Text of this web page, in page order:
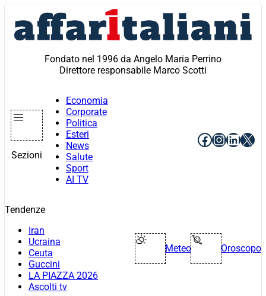
contenuto
Fondato nel 1996 da Angelo Maria Perrino
Direttore responsabile Marco Scotti
Sezioni
Economia
Corporate
Politica
Esteri
News
Salute
Sport
AI TV
Facebook
X
Tendenze
Iran
Ucraina
Ceuta
Guccini
LA PIAZZA 2026
Ascolti tv
Meteo Oroscopo